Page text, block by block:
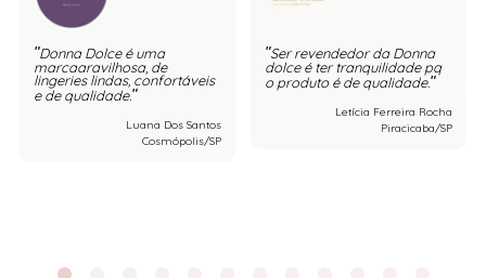
Donna Dolce é uma
marcaaravilhosa, de
lingeries lindas, confortáveis
e de qualidade.
Luana Dos Santos
Cosmópolis/SP
Ser revendedor da Donna
dolce é ter tranquilidade pq
o produto é de qualidade.
Letícia Ferreira Rocha
Piracicaba/SP